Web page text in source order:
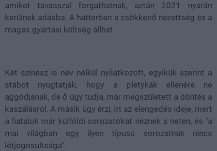
amiket tavasszal forgathatnak, aztán 2021 nyarán
kerülnek adásba. A háttérben a csökkenő nézettség és a
magas gyártási költség állhat.
Két színész is név nélkül nyilatkozott, egyikük szerint a
stábot nyugtatják, hogy a pletykák ellenére ne
aggódjanak, de ő úgy tudja, már megszületett a döntés a
kaszálásról. A másik úgy érzi, itt az elengedés ideje, mert
a fiatalok már külföldi sorozatokat néznek a neten, és "a
mai világban egy ilyen típusú sorozatnak nincs
létjogosultsága".